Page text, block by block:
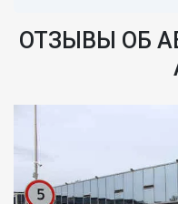
ОТЗЫВЫ ОБ